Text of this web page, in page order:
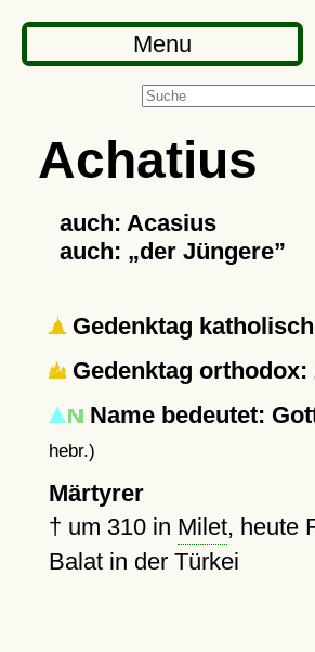
Menu
Achatius
auch: Acasius
auch:
der Jüngere
Gedenktag
Gedenktag orthodox:
Name bedeutet:
hebr.)
Märtyrer
† um 310in Milet, heute
Balat in der Türkei